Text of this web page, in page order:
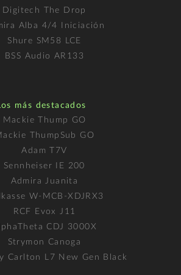
Digitech The Drop
Alba 4/4 Iniciación
Shure SM58 LCE
BSS Audio AR133
más destacados
Mackie Thump GO
ThumpSub GO
Adam T7V
Sennheiser IE 200
Admira Juanita
W-MCB-XDJRX3
RCF Evox J11
CDJ 3000X
Strymon Canoga
Carlton L7 New Gen Black